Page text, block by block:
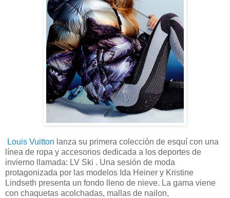
Louis Vuitton lanza su primera colección de esquí con una
línea de ropa y accesorios dedicada a los deportes de
invierno llamada: LV Ski . Una sesión de moda
protagonizada por las modelos Ida Heiner y Kristine
Lindseth presenta un fondo lleno de nieve. La gama viene
con chaquetas acolchadas, mallas de nailon,